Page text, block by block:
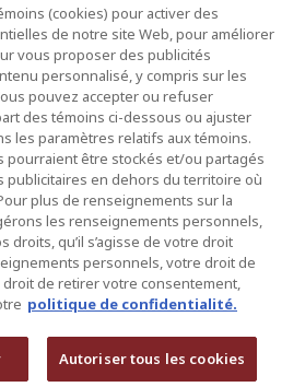
(cookies) pour activer des
de notre site Web, pour améliorer
vous proposer des publicités
personnalisé, y compris sur les
pouvez accepter ou refuser
des témoins ci-dessous ou ajuster
les paramètres relatifs aux témoins.
pourraient être stockés et/ou partagés
publicitaires en dehors du territoire où
plus de renseignements sur la
les renseignements personnels,
droits, qu’il s’agisse de votre droit
personnels, votre droit de
de retirer votre consentement,
politique de confidentialité.
Autoriser tous les cookies